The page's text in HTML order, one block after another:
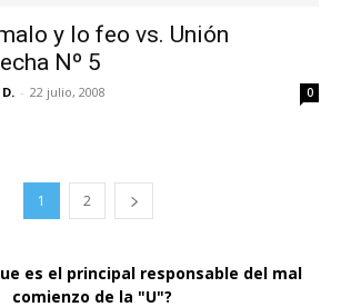
y lo feo vs. Unión
Nº 5
- 22 julio, 2008 0
1 2
es el principal responsable del mal
comienzo de la "U"?